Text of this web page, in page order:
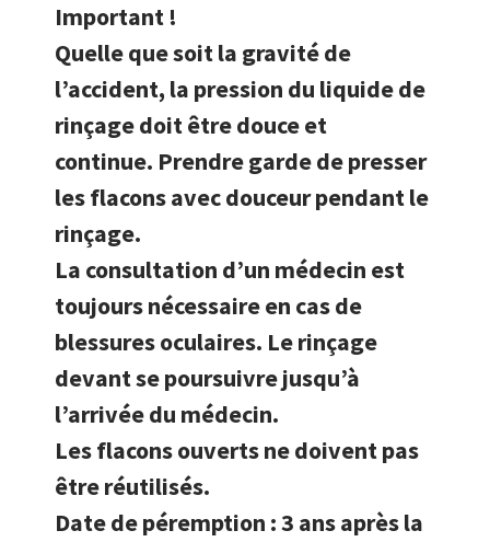
Important !
Quelle que soit la gravité de
l’accident, la pression du liquide de
rinçage doit être douce et
continue. Prendre garde de presser
les flacons avec douceur pendant le
rinçage.
La consultation d’un médecin est
toujours nécessaire en cas de
blessures oculaires. Le rinçage
devant se poursuivre jusqu’à
l’arrivée du médecin.
Les flacons ouverts ne doivent pas
être réutilisés.
Date de péremption : 3 ans après la